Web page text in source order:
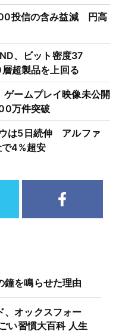
投信の含み益減 円高
、ビット密度37
超製品を上回る
ゲームプレイ映像未公開
万件突破
は5日続伸 アルファ
4%超安
鐘を鳴らせた理由
、オックスフォー
い習慣大百科 人生